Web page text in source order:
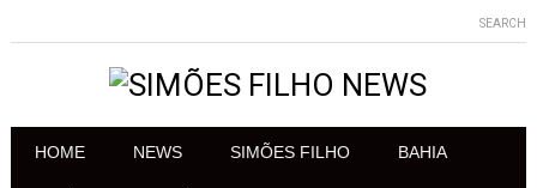
SEARCH
HOME NEWS SIMÕES FILHO BAHIA